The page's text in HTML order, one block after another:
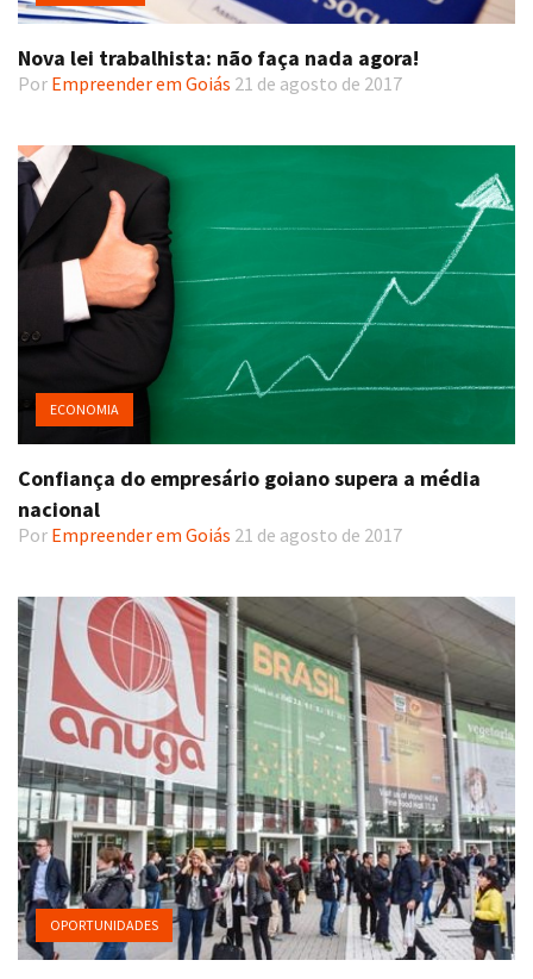
Nova lei trabalhista: não faça nada agora!
Por Empreender em Goiás 21 de agosto de 2017
ECONOMIA
Confiança do empresário goiano supera a média
nacional
Por Empreender em Goiás 21 de agosto de 2017
OPORTUNIDADES